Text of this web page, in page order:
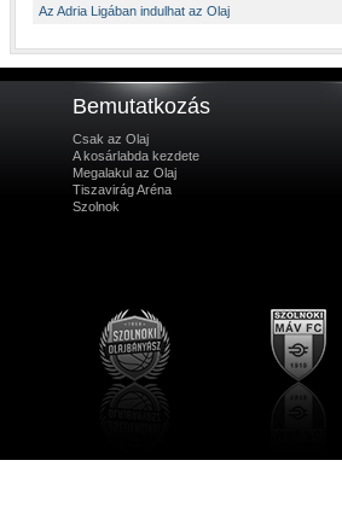
Az Adria Ligában indulhat az Olaj
Bemutatkozás
Csak az Olaj
A kosárlabda kezdete
Megalakul az Olaj
Tiszavirág Aréna
Szolnok